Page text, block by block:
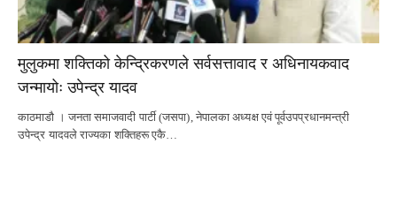
मुलुकमा शक्तिको केन्द्रिकरणले सर्वसत्तावाद र अधिनायकवाद
जन्मायोः उपेन्द्र यादव
काठमाडौ । जनता समाजवादी पार्टी (जसपा), नेपालका अध्यक्ष एवं पूर्वउपप्रधानमन्त्री
उपेन्द्र यादवले राज्यका शक्तिहरू एकै…